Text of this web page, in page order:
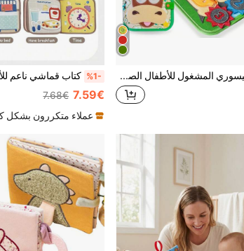
كتاب مونتيسوري المشغول للأطفال الصغار، لعبة تعليم مبكر ما قبل المدرسة، هدية للأطفال الصغار، كتاب هادئ لعبة سفر، لوحة ألعاب الأطفال المشغولة، تحسين المهارات الحركية الدقيقة، لعبة حسية معرفية، هدية عيد ميلاد الأطفال الصغار، عيد الميلاد، عيد الهالوين %1-
7.59€
7.68€
عملاء متكررون بشكل